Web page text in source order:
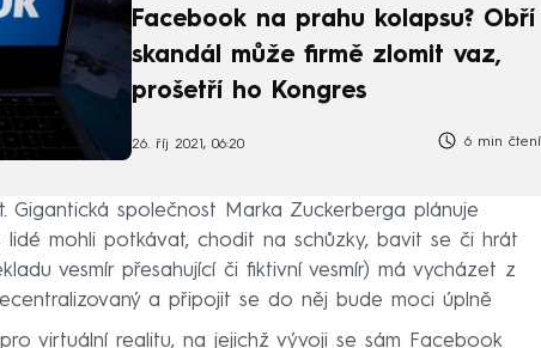
Facebook na prahu kolapsu? Obří
skandál může firmě zlomit vaz,
prošetří ho Kongres
26. říj 2021, 06:20 6 min čtení
Gigantická společnost Marka Zuckerberga plánuje
lidé mohli potkávat, chodit na schůzky, bavit se či hrát
vesmír přesahující či fiktivní vesmír) má vycházet z
a připojit se do něj bude moci úplně
virtuální realitu, na jejichž vývoji se sám Facebook